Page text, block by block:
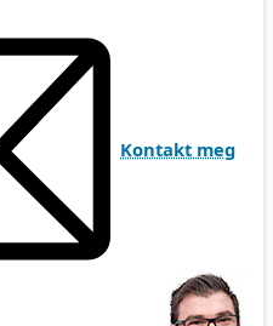
Kontakt meg